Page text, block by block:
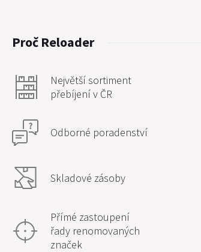
Proč Reloader
Největší sortiment
přebíjení v ČR
Odborné poradenství
Skladové zásoby
Přímé zastoupení
řady renomovaných
značek